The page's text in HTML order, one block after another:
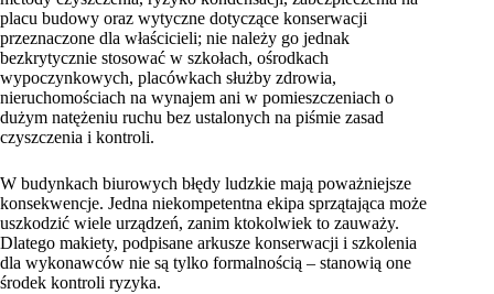
placu budowy oraz wytyczne dotyczące konserwacji
przeznaczone dla właścicieli; nie należy go jednak
bezkrytycznie stosować w szkołach, ośrodkach
wypoczynkowych, placówkach służby zdrowia,
nieruchomościach na wynajem ani w pomieszczeniach o
dużym natężeniu ruchu bez ustalonych na piśmie zasad
czyszczenia i kontroli.
W budynkach biurowych błędy ludzkie mają poważniejsze
konsekwencje. Jedna niekompetentna ekipa sprzątająca może
uszkodzić wiele urządzeń, zanim ktokolwiek to zauważy.
Dlatego makiety, podpisane arkusze konserwacji i szkolenia
dla wykonawców nie są tylko formalnością – stanowią one
środek kontroli ryzyka.